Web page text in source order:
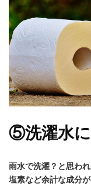
⑤洗濯水に
雨水で洗濯？と思わ
塩素など余計な成分